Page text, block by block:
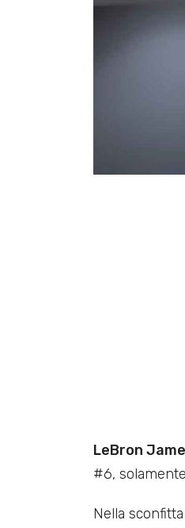
LeBron
#6,
Nella